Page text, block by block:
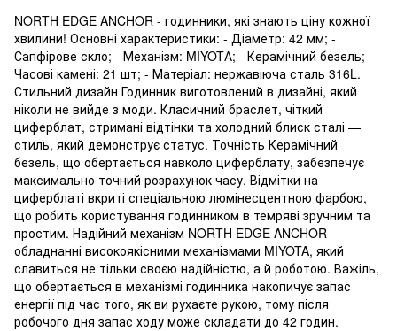
NORTH EDGE ANCHOR - годинники, які знають ціну кожної
хвилини! Основні характеристики: - Діаметр: 42 мм; -
Сапфірове скло; - Механізм: MIYOTА; - Керамічний безель; -
Часові камені: 21 шт; - Матеріал: нержавіюча сталь 316L.
Стильний дизайн Годинник виготовлений в дизайні, який
ніколи не вийде з моди. Класичний браслет, чіткий
циферблат, стримані відтінки та холодний блиск сталі —
стиль, який демонструє статус. Точність Керамічний
безель, що обертається навколо циферблату, забезпечує
максимально точний розрахунок часу. Відмітки на
циферблаті вкриті спеціальною люмінесцентною фарбою,
що робить користування годинником в темряві зручним та
простим. Надійний механізм NORTH EDGE ANCHOR
обладнанні високоякісними механізмами MIYOTA, який
славиться не тільки своєю надійністю, а й роботою. Важіль,
що обертається в механізмі годинника накопичує запас
енергії під час того, як ви рухаєте рукою, тому після
робочого дня запас ходу може складати до 42 годин.